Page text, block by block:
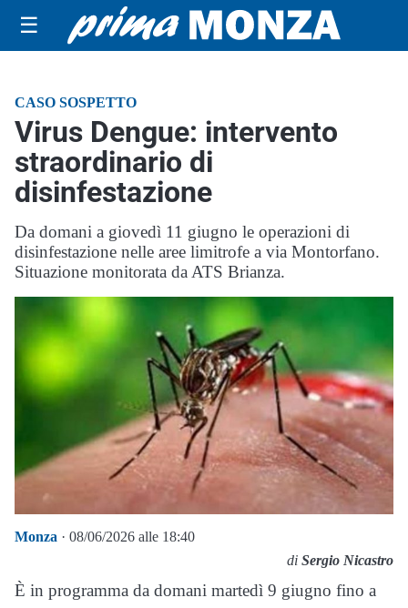
☰
CASO SOSPETTO
Virus Dengue: intervento
straordinario di
disinfestazione
Da domani a giovedì 11 giugno le operazioni di
disinfestazione nelle aree limitrofe a via Montorfano.
Situazione monitorata da ATS Brianza.
Monza · 08/06/2026 alle 18:40
di Sergio Nicastro
È in programma da domani martedì 9 giugno fino a